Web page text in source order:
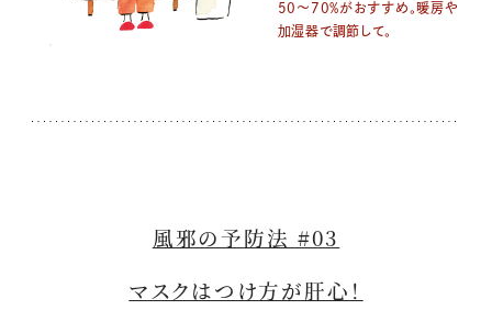
50〜70%がおすすめ。暖房や
加湿器で調節して。
風邪の予防法 #03
マスクはつけ方が肝心！